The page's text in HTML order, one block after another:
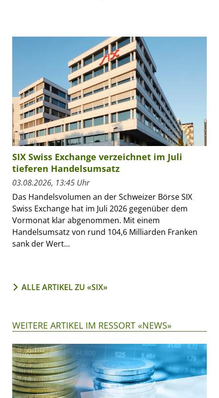
SIX Swiss Exchange verzeichnet im Juli
tieferen Handelsumsatz
03.08.2026, 13:45 Uhr
Das Handelsvolumen an der Schweizer Börse SIX
Swiss Exchange hat im Juli 2026 gegenüber dem
Vormonat klar abgenommen. Mit einem
Handelsumsatz von rund 104,6 Milliarden Franken
sank der Wert...
ALLE ARTIKEL ZU «SIX»
WEITERE ARTIKEL IM RESSORT «NEWS»